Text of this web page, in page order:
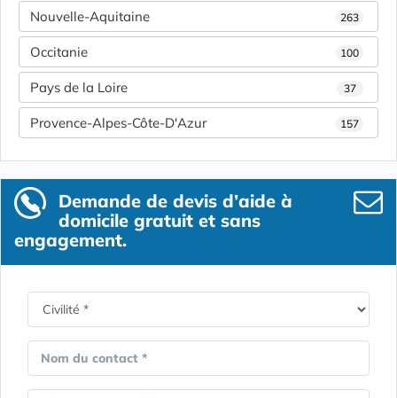
Nouvelle-Aquitaine 263
Occitanie 100
Pays de la Loire 37
Provence-Alpes-Côte-D'Azur 157
Demande de devis d’aide à
domicile gratuit et sans
engagement.
Nom du contact *